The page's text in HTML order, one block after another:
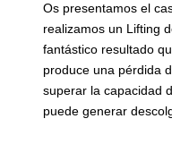
Os presentamos el
realizamos un Lifting
fantástico resultado
produce una pérdida
superar la capacidad
puede generar